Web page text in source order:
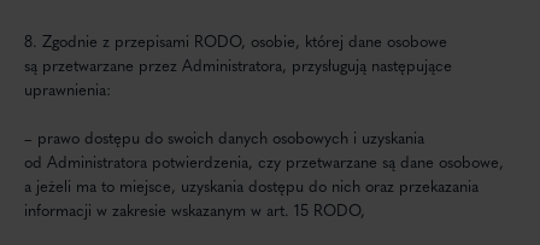
8. Zgodnie z przepisami RODO, osobie, której dane osobowe
są przetwarzane przez Administratora, przysługują następujące
uprawnienia:
– prawo dostępu do swoich danych osobowych i uzyskania
od Administratora potwierdzenia, czy przetwarzane są dane osobowe,
a jeżeli ma to miejsce, uzyskania dostępu do nich oraz przekazania
informacji w zakresie wskazanym w art. 15 RODO,